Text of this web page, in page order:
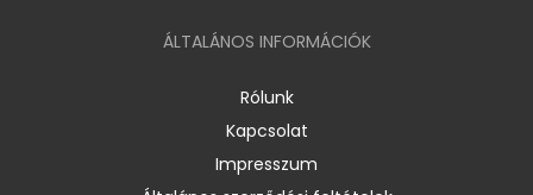
ÁLTALÁNOS INFORMÁCIÓK
Rólunk
Kapcsolat
Impresszum